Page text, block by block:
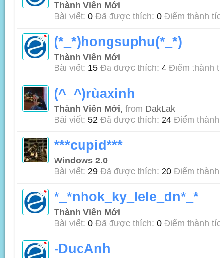
Thành Viên Mới
Bài viết: 0 Đã được thích: 0 Điểm thành
(*_*)hongsuphu(*_*)
Thành Viên Mới
Bài viết: 15 Đã được thích: 4 Điểm thành
(^_^)rùaxinh
Thành Viên Mới, from DakLak
Bài viết: 52 Đã được thích: 24 Điểm
***cupid***
Windows 2.0
Bài viết: 29 Đã được thích: 20 Điểm
*_*nhok_ky_lele_dn*_*
Thành Viên Mới
Bài viết: 0 Đã được thích: 0 Điểm thành
-DucAnh